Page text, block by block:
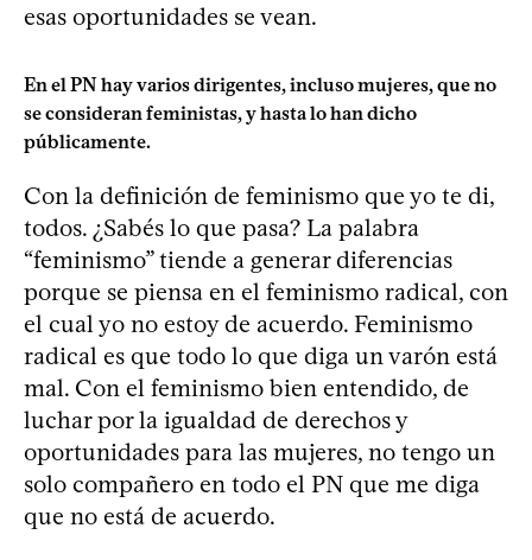
esas oportunidades se vean.
En el PN hay varios dirigentes, incluso mujeres, que no
se consideran feministas, y hasta lo han dicho
públicamente.
Con la definición de feminismo que yo te di,
todos. ¿Sabés lo que pasa? La palabra
“feminismo” tiende a generar diferencias
porque se piensa en el feminismo radical, con
el cual yo no estoy de acuerdo. Feminismo
radical es que todo lo que diga un varón está
mal. Con el feminismo bien entendido, de
luchar por la igualdad de derechos y
oportunidades para las mujeres, no tengo un
solo compañero en todo el PN que me diga
que no está de acuerdo.